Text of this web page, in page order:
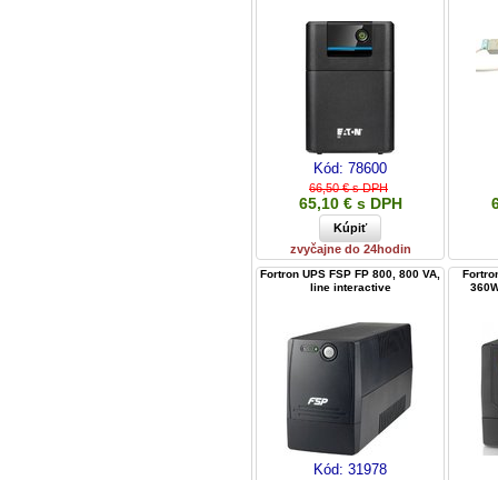
Kód: 78600
66,50 € s DPH
65,10 € s DPH
zvyčajne do 24hodin
Fortron UPS FSP FP 800, 800 VA,
line interactive
Kód: 31978